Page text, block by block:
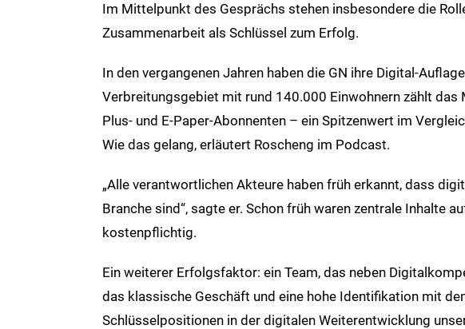
Im Mittelpunkt des Gesprächs stehen insbesondere die
Zusammenarbeit als Schlüssel zum Erfolg.
In den vergangenen Jahren haben die GN ihre Digital-
Verbreitungsgebiet mit rund 140.000 Einwohnern zählt das
Plus- und E-Paper-Abonnenten – ein Spitzenwert im
Wie das gelang, erläutert Roscheng im Podcast.
„Alle verantwortlichen Akteure haben früh erkannt, dass
Branche sind“, sagte er. Schon früh waren zentrale Inhalte
kostenpflichtig.
Ein weiterer Erfolgsfaktor: ein Team, das neben
das klassische Geschäft und eine hohe Identifikation mit
Schlüsselpositionen in der digitalen Weiterentwicklung